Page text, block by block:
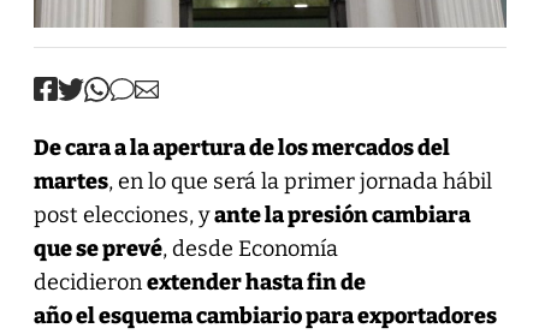
De cara a la apertura de los mercados del
martes, en lo que será la primer jornada hábil
post elecciones, yante la presión cambiara
que se prevé, desde Economía
decidieronextender hasta fin de
añoel esquema cambiariopara exportadores